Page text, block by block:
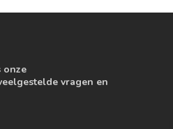
onze
vragen en